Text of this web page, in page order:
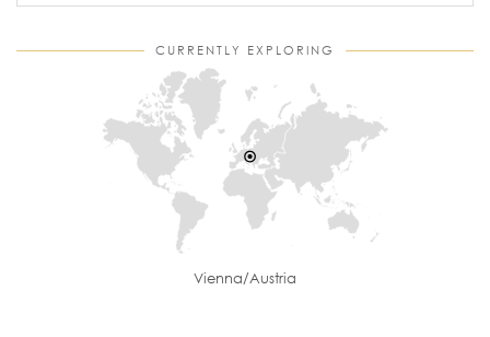
CURRENTLY EXPLORING
Vienna/Austria